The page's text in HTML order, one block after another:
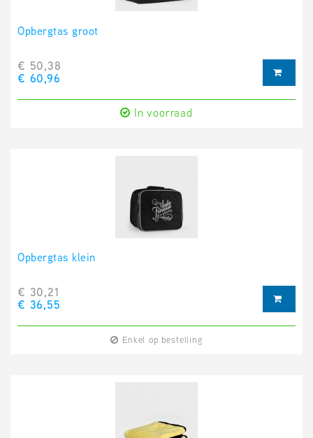
Opbergtas groot
€ 50,38
€ 60,96
In voorraad
Opbergtas klein
€ 30,21
€ 36,55
Enkel op bestelling